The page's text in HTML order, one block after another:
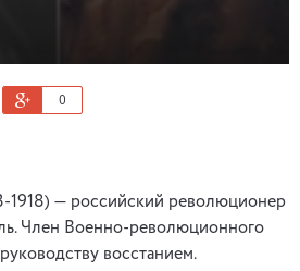
0
1918) — российский революционер
Член Военно-революционного
восстанием.